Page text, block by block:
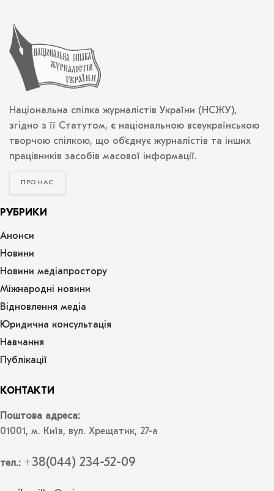
Національна спілка журналістів України (НСЖУ),
згідно з її Статутом, є національною всеукраїнською
творчою спілкою, що об’єднує журналістів та інших
працівників засобів масової інформації.
ПРО НАС
РУБРИКИ
Анонси
Новини
Новини медіапростору
Міжнародні новини
Відновлення медіа
Юридична консультація
Навчання
Публікації
КОНТАКТИ
Поштова адреса:
01001, м. Київ, вул. Хрещатик, 27-а
тел.: +38(044) 234-52-09